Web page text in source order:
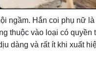
ngầm. Hắn coi phụ nữ
thuộc vào loại có quyền
dàng và rất ít khi xuất